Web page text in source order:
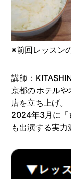
※前回レッスン
講師：
京都のホテル
店を立ち上げ。
2024年3月に「
も出演する実力